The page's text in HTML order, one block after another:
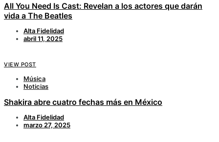
All You Need Is Cast: Revelan a los actores que darán
vida a The Beatles
Alta Fidelidad
abril 11, 2025
VIEW POST
Música
Noticias
Shakira abre cuatro fechas más en México
Alta Fidelidad
marzo 27, 2025